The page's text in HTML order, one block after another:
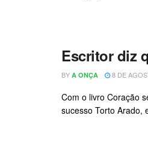
Escritor diz
BY A ONÇA 8 DE
Com o livro Coração
sucesso Torto Arado,